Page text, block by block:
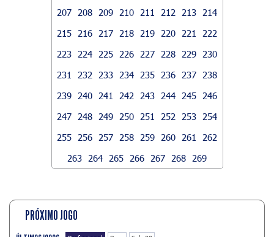
207
208 209 210 211 212 213
214
215
216 217 218 219 220 221
222
223
224 225 226 227 228 229
230
231
232 233 234 235 236 237
238
239
240 241 242 243 244 245
246
247
248 249 250 251 252 253
254
255
256 257 258 259 260 261
262
263
264 265 266 267 268 269
PRÓXIMO JOGO